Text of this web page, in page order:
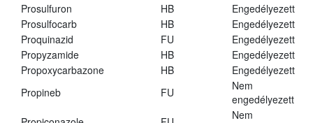
Prosulfuron
HB
Engedélyezett
Prosulfocarb
HB
Engedélyezett
Proquinazid
FU
Engedélyezett
Propyzamide
HB
Engedélyezett
Propoxycarbazone
HB
Engedélyezett
Propineb
FU
Nem
engedélyezett
Nem